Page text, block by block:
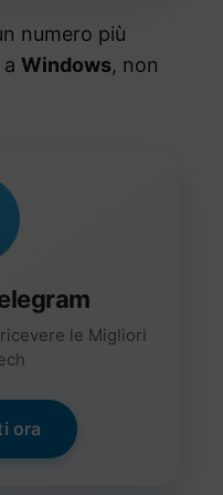
numero più
Windows, non
le Migliori
ora